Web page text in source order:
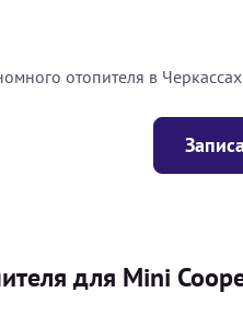
отопителя в Черкассах
для Mini